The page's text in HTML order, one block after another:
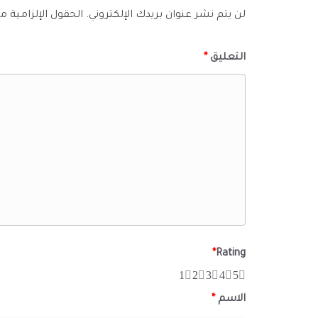
لن يتم نشر عنوان بريدك الإلكتروني. الحقول الإلزامية
التعليق *
Rating
*
5
4
3
2
1
الاسم *